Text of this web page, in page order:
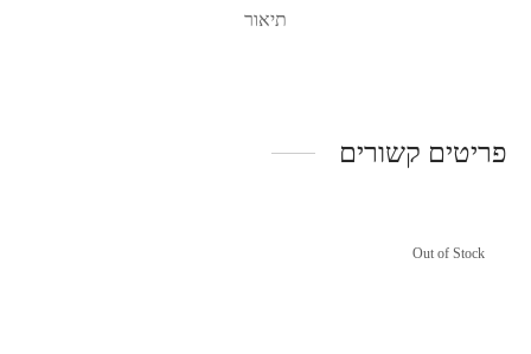
תיאור
פריטים קשורים
Out of Stock